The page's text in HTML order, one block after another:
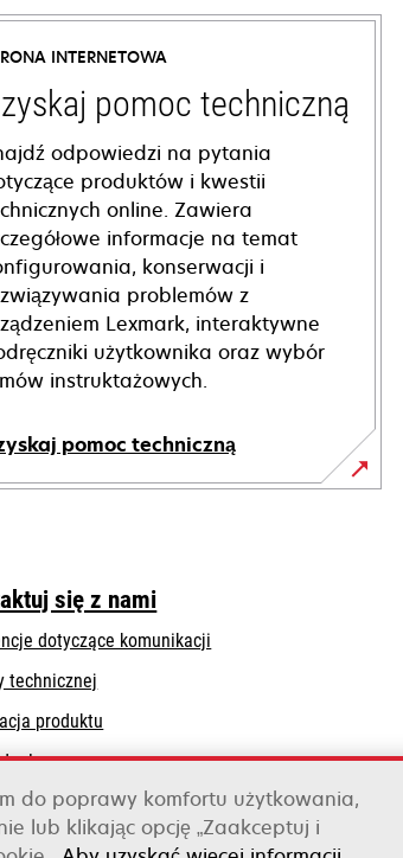
INTERNETOWA
pomoc techniczną
odpowiedzi na pytania
produktów i kwestii
online. Zawiera
informacje na temat
konserwacji i
problemów z
Lexmark, interaktywne
użytkownika oraz wybór
instruktażowych.
pomoc techniczną
się z nami
dotyczące komunikacji
technicznej
a
new
tab
produktu
do poprawy komfortu użytkowania,
lub klikając opcję „Zaakceptuj i